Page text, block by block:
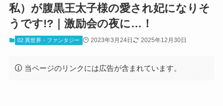
私）が腹黒王太子様の愛され妃になりそ
うです!?｜激励会の夜に…！
02 異世界・ファンタジー 2023年3月24日 2025年12月30日
当ページのリンクには広告が含まれています。